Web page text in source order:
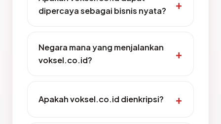
dipercaya sebagai bisnis nyata?
Negara mana yang menjalankan
voksel.co.id?
Apakah voksel.co.id dienkripsi?